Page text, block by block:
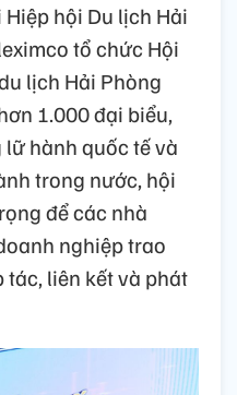
hội Du lịch Hải
tổ chức Hội
lịch Hải Phòng
1.000 đại biểu,
hành quốc tế và
trong nước, hội
để các nhà
nghiệp trao
tác, liên kết và phát